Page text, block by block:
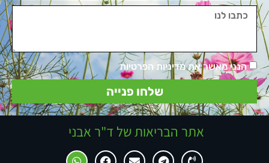
הנני מאשר את מדיניות הפרטיות
שלחו פנייה
אתר הבריאות של ד"ר אבני